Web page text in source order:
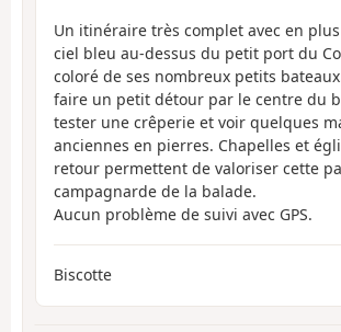
Un itinéraire très complet avec en
ciel bleu au-dessus du petit port du
coloré de ses nombreux petits
faire un petit détour par le centre du
tester une crêperie et voir quelques
anciennes en pierres. Chapelles et
retour permettent de valoriser cette
campagnarde de la balade.
Aucun problème de suivi avec GPS.
Biscotte